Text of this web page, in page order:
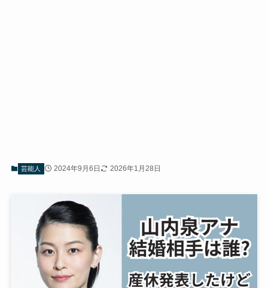
芸能人 2024年9月6日 2026年1月28日